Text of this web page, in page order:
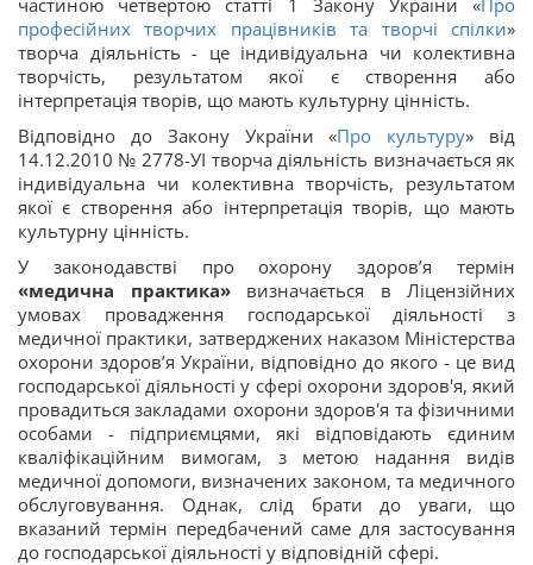
частиною четвертою статті 1 Закону України « Про
професійних творчих працівників та творчі спілки»
творча діяльність - це індивідуальна чи колективна
творчість, результатом якої є створення або
інтерпретація творів, що мають культурну цінність.
Відповідно до Закону України «Про культуру» від
14.12.2010 № 2778-УІ творча діяльність визначається як
індивідуальна чи колективна творчість, результатом
якої є створення або інтерпретація творів, що мають
культурну цінність.
У законодавстві про охорону здоров’я термін
«медична практика»визначається в Ліцензійних
умовах провадження господарської діяльності з
медичної практики, затверджених наказом Міністерства
охорони здоров’я України, відповідно до якого - це вид
господарської діяльності у сфері охорони здоров'я, який
провадиться закладами охорони здоров'я та фізичними
особами - підприємцями, які відповідають єдиним
кваліфікаційним вимогам, з метою надання видів
медичної допомоги, визначених законом, та медичного
обслуговування. Однак, слід брати до уваги, що
вказаний термін передбачений саме для застосування
до господарської діяльності у відповідній сфері.